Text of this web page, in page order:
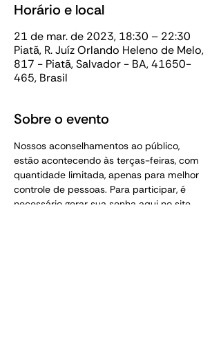
Horário e local
21 de mar. de 2023, 18:30 – 22:30
Piatã, R. Juíz Orlando Heleno de Melo,
817 - Piatã, Salvador - BA, 41650-
465, Brasil
Sobre o evento
Nossos aconselhamentos ao público,
estão acontecendo às terças-feiras, com
quantidade limitada, apenas para melhor
controle de pessoas. Para participar, é
necessário gerar sua senha aqui no site.